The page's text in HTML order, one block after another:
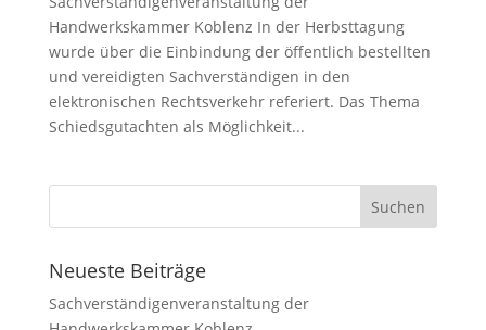
Handwerkskammer Koblenz In der Herbsttagung
wurde über die Einbindung der öffentlich bestellten
und vereidigten Sachverständigen in den
elektronischen Rechtsverkehr referiert. Das Thema
Schiedsgutachten als Möglichkeit...
Neueste Beiträge
Sachverständigenveranstaltung der